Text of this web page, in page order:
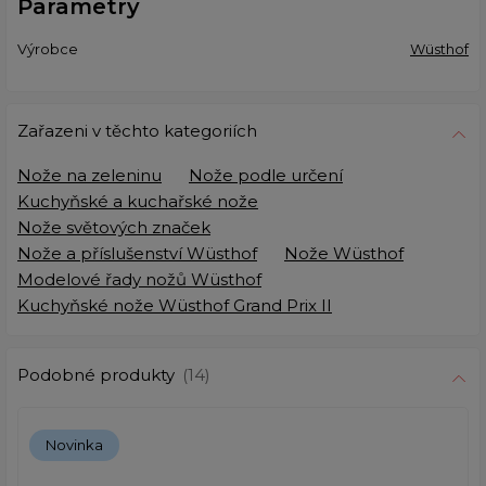
Parametry
Výrobce Wüsthof
Zařazeni v těchto kategoriích
Nože na zeleninu
Nože podle určení
Kuchyňské a kuchařské nože
Nože světových značek
Nože a příslušenství Wüsthof
Nože Wüsthof
Modelové řady nožů Wüsthof
Kuchyňské nože Wüsthof Grand Prix II
Podobné produkty (14)
Novinka